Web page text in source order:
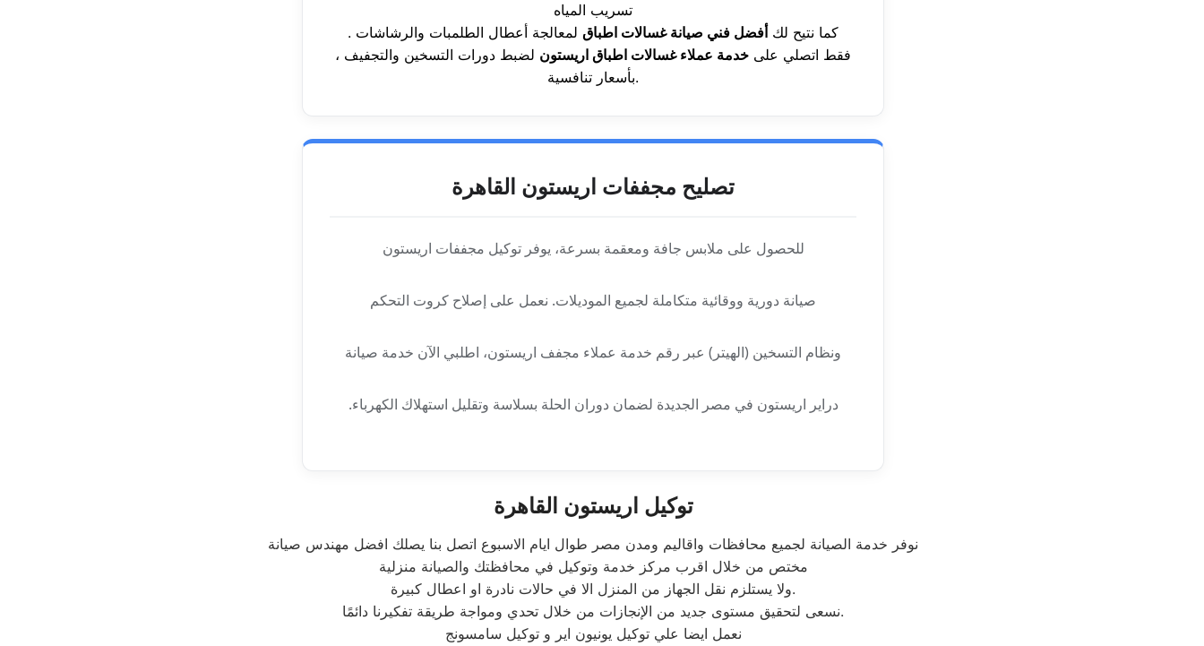
تسريب المياه
. كما نتيح لك أفضل فني صيانة غسالات اطباق لمعالجة أعطال الطلمبات والرشاشات
، فقط اتصلي على خدمة عملاء غسالات اطباق اريستون لضبط دورات التسخين والتجفيف
بأسعار تنافسية.
تصليح مجففات اريستون القاهرة
للحصول على ملابس جافة ومعقمة بسرعة، يوفر توكيل مجففات اريستون
صيانة دورية ووقائية متكاملة لجميع الموديلات. نعمل على إصلاح كروت التحكم
ونظام التسخين (الهيتر) عبر رقم خدمة عملاء مجفف اريستون، اطلبي الآن خدمة صيانة
دراير اريستون في مصر الجديدة لضمان دوران الحلة بسلاسة وتقليل استهلاك الكهرباء.
توكيل اريستون القاهرة
نوفر خدمة الصيانة لجميع محافظات واقاليم ومدن مصر طوال ايام الاسبوع اتصل بنا يصلك افضل مهندس صيانة
مختص من خلال اقرب مركز خدمة وتوكيل في محافظتك والصيانة منزلية
ولا يستلزم نقل الجهاز من المنزل الا في حالات نادرة او اعطال كبيرة.
نسعى لتحقيق مستوى جديد من الإنجازات من خلال تحدي ومواجة طريقة تفكيرنا دائمًا.
نعمل ايضا علي توكيل يونيون اير و توكيل سامسونج